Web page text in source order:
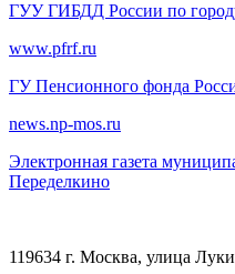
ГУУ ГИБДД России по
www.pfrf.ru
ГУ Пенсионного фонда
news.np-mos.ru
Электронная газета
Переделкино
119634 г. Москва, улица